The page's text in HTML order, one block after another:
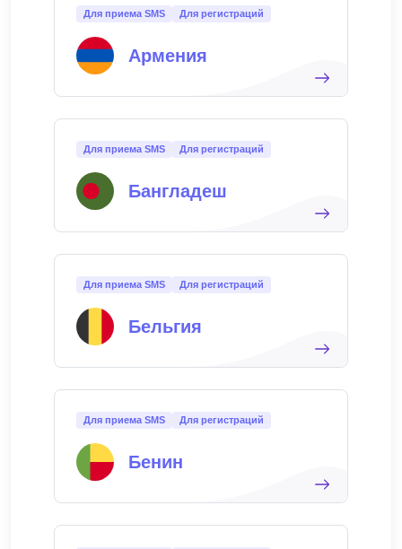
Для приема SMS Для регистраций
Армения
Для приема SMS Для регистраций
Бангладеш
Для приема SMS Для регистраций
Бельгия
Для приема SMS Для регистраций
Бенин